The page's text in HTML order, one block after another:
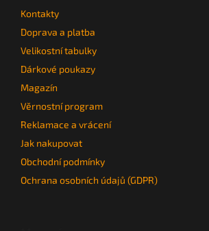
Kontakty
Doprava a platba
Velikostní tabulky
Dárkové poukazy
Magazín
Věrnostní program
Reklamace a vrácení
Jak nakupovat
Obchodní podmínky
Ochrana osobních údajů (GDPR)